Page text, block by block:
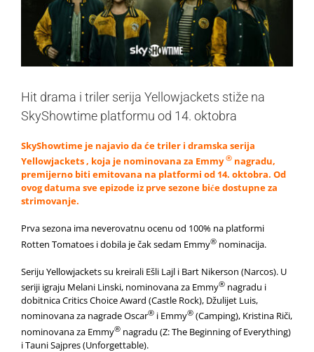
Hit drama i triler serija Yellowjackets stiže na
SkyShowtime platformu od 14. oktobra
SkyShowtime je najavio da će triler i dramska serija
Yellowjackets , koja je nominovana za Emmy® nagradu,
premijerno biti emitovana na platformi od 14. oktobra. Od
ovog datuma sve epizode iz prve sezone biće dostupne za
strimovanje.
Prva sezona ima neverovatnu ocenu od 100% na platformi
Rotten Tomatoes i dobila je čak sedam Emmy® nominacija.
Seriju Yellowjackets su kreirali Ešli Lajl i Bart Nikerson (Narcos). U
seriji igraju Melani Linski, nominovana za Emmy® nagradu i
dobitnica Critics Choice Award (Castle Rock), Džulijet Luis,
nominovana za nagrade Oscar® i Emmy® (Camping), Kristina Riči,
nominovana za Emmy® nagradu (Z: The Beginning of Everything)
i Tauni Sajpres (Unforgettable).